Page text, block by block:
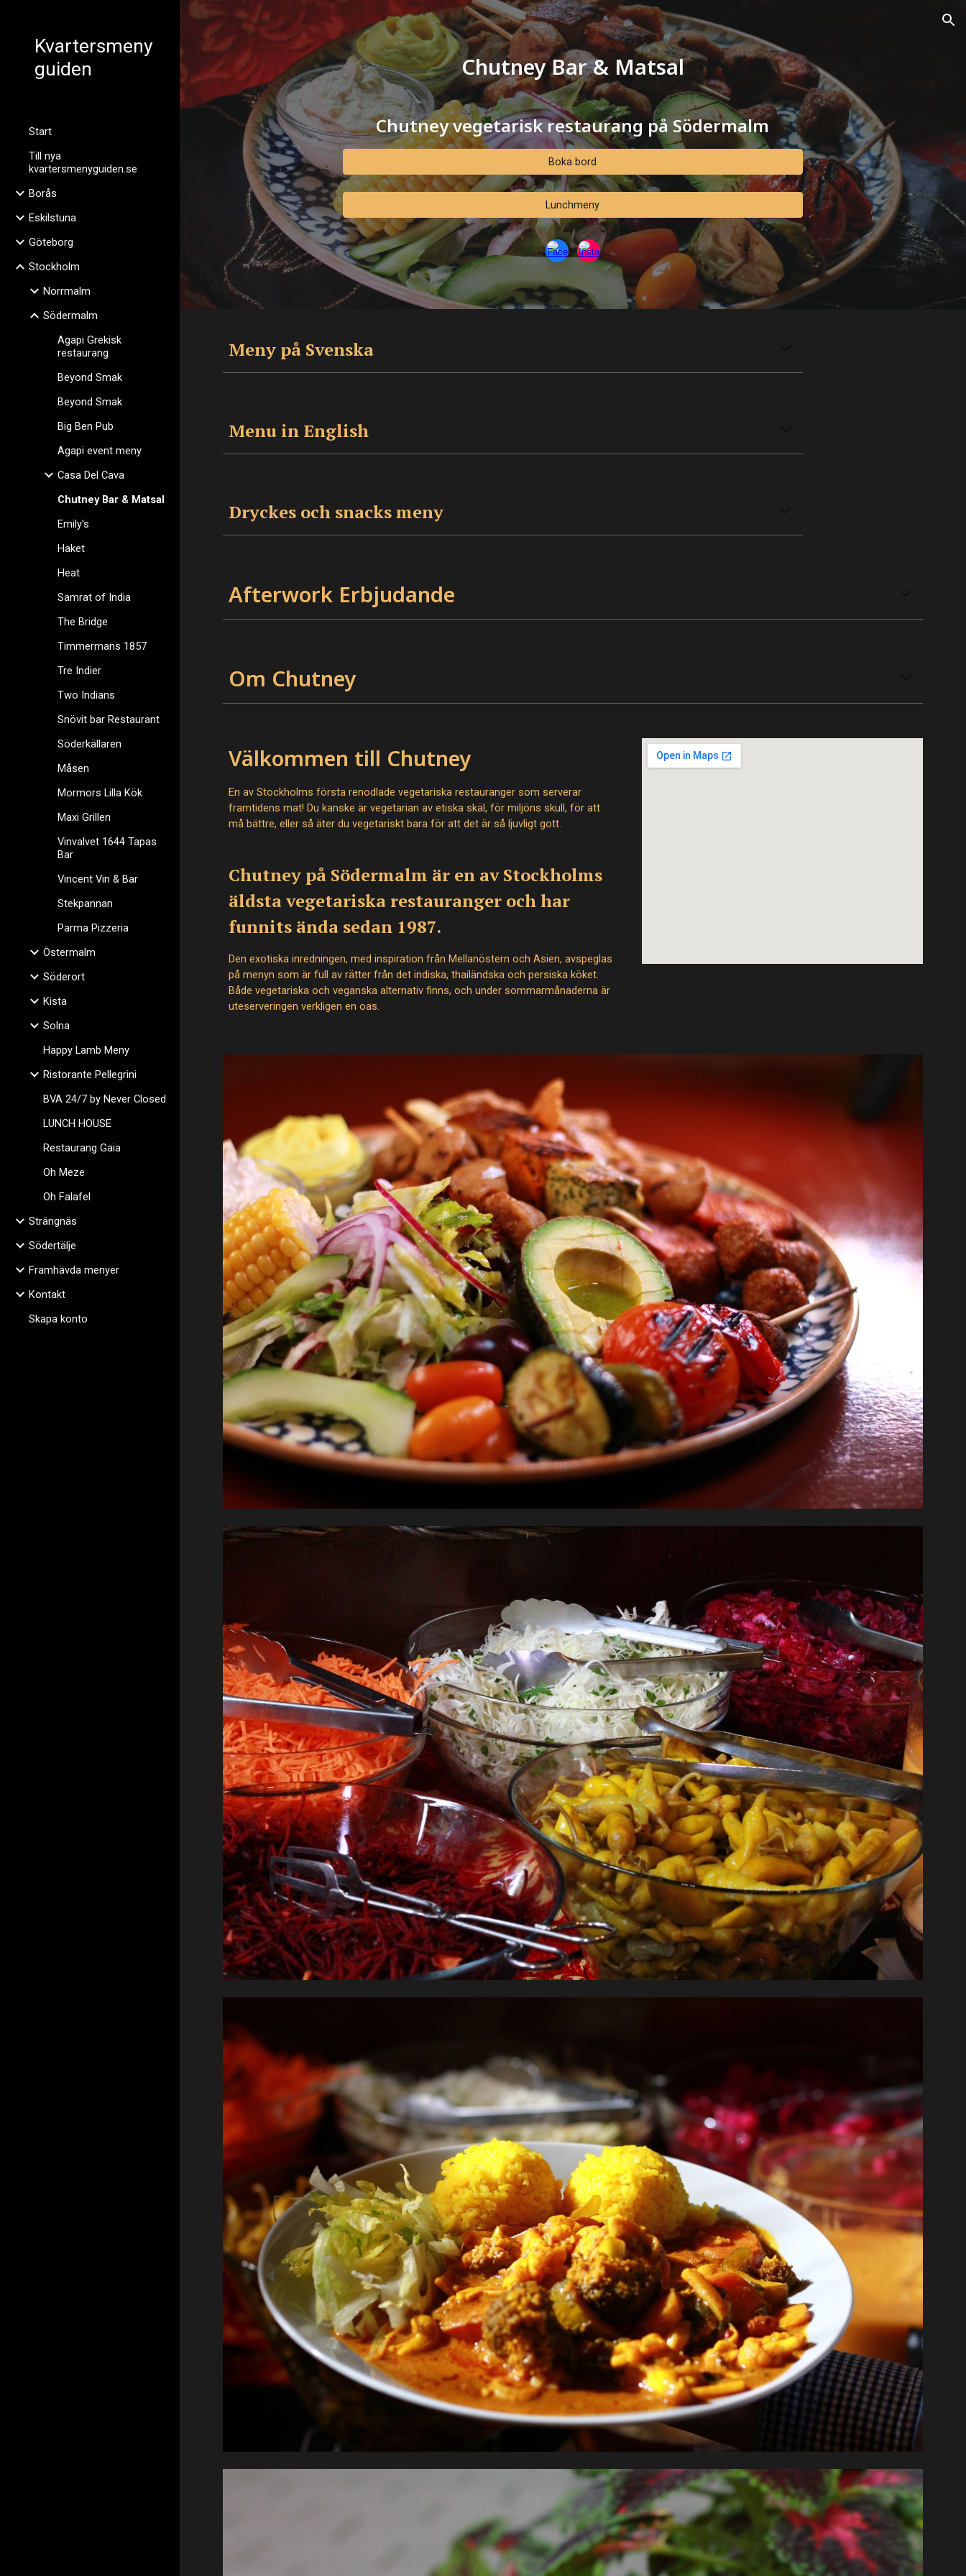
Skip to main content Skip to navigation
Kvartersmeny
guiden
Start
Till nya
kvartersmenyguiden.se
Borås
Eskilstuna
Göteborg
Stockholm
Norrmalm
Södermalm
Agapi Grekisk
restaurang
Beyond Smak
Beyond Smak
Big Ben Pub
Agapi event meny
Casa Del Cava
Chutney Bar & Matsal
Emily's
Haket
Heat
Samrat of India
The Bridge
Timmermans 1857
Tre Indier
Two Indians
Snövit bar Restaurant
Söderkällaren
Måsen
Mormors Lilla Kök
Maxi Grillen
Vinvalvet 1644 Tapas
Bar
Vincent Vin & Bar
Stekpannan
Parma Pizzeria
Östermalm
Söderort
Kista
Solna
Happy Lamb Meny
Ristorante Pellegrini
BVA 24/7 by Never Closed
LUNCH HOUSE
Restaurang Gaia
Oh Meze
Oh Falafel
Strängnäs
Södertälje
Framhävda menyer
Kontakt
Skapa konto
Chutney Bar & Matsal
Chutneyvegetariskrestaurang på Södermalm
Boka bord
Lunchmeny
Meny på Svenska
Menu in English
Dryckes och snacks meny
Afterwork Erbjudande
Om Chutney
Välkommen till Chutney
En av Stockholms första renodlade vegetariska restauranger som serverar
framtidens mat! Du kanske är vegetarian av etiska skäl, för miljöns skull, för att
må bättre, eller så äter du vegetariskt bara för att det är så ljuvligt gott.
Chutney på Södermalm är en av Stockholms
äldsta vegetariska restauranger och har
funnits ända sedan 1987.
Den exotiska inredningen, med inspiration från Mellanöstern och Asien, avspeglas
på menyn som är full av rätter från det indiska, thailändska och persiska köket.
Både vegetariska och veganska alternativ finns, och under sommarmånaderna är
uteserveringen verkligen en oas.